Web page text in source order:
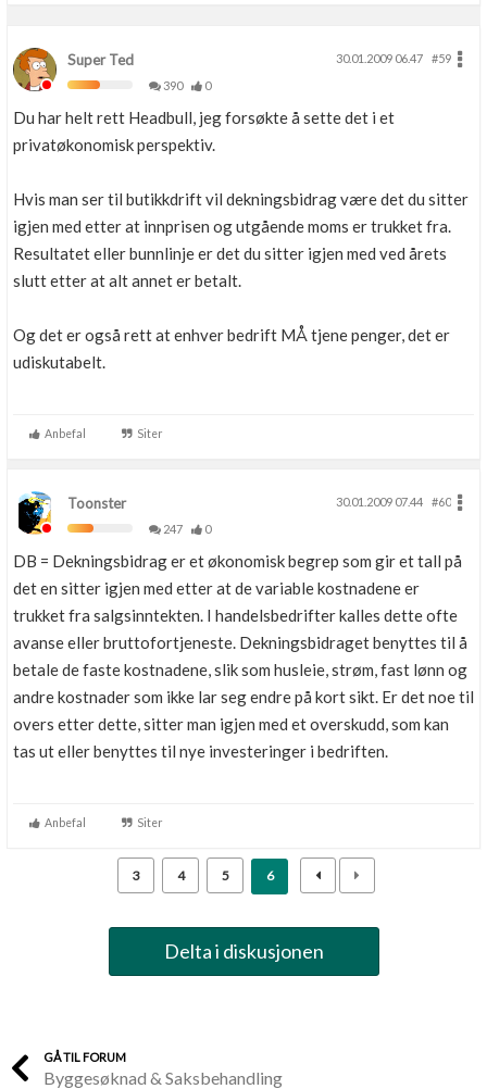
Super Ted 30.01.2009 06.47
#59
390
0
Du har helt rett Headbull, jeg forsøkte å sette det i et
privatøkonomisk perspektiv.
Hvis man ser til butikkdrift vil dekningsbidrag være det du sitter
igjen med etter at innprisen og utgående moms er trukket fra.
Resultatet eller bunnlinje er det du sitter igjen med ved årets
slutt etter at alt annet er betalt.
Og det er også rett at enhver bedrift MÅ tjene penger, det er
udiskutabelt.
Anbefal Siter
Toonster 30.01.2009 07.44
#60
247
0
DB = Dekningsbidrag er et økonomisk begrep som gir et tall på
det en sitter igjen med etter at de variable kostnadene er
trukket fra salgsinntekten. I handelsbedrifter kalles dette ofte
avanse eller bruttofortjeneste. Dekningsbidraget benyttes til å
betale de faste kostnadene, slik som husleie, strøm, fast lønn og
andre kostnader som ikke lar seg endre på kort sikt. Er det noe til
overs etter dette, sitter man igjen med et overskudd, som kan
tas ut eller benyttes til nye investeringer i bedriften.
Anbefal Siter
3 4 5 6
Delta i diskusjonen
GÅ TIL FORUM
Byggesøknad & Saksbehandling